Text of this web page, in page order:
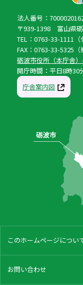
法人番号：
〒939-1398 富山県
TEL：0763-33-1111（
FAX：0763-33-5325（
砺波市役所（本庁舎
開庁時間：平日8時30
庁舎案内図
このホームページについ
お問い合わせ